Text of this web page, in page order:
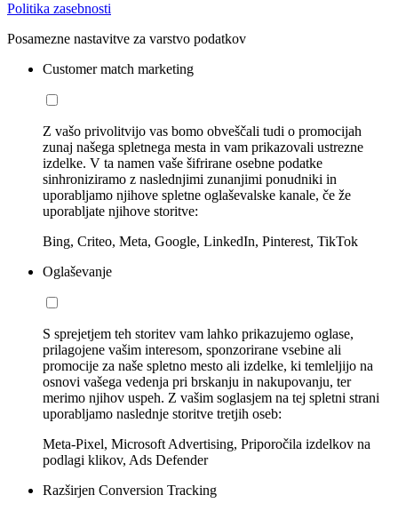
Politika zasebnosti
Posamezne nastavitve za varstvo podatkov
Customer match marketing
Z vašo privolitvijo vas bomo obveščali tudi o promocijah
zunaj našega spletnega mesta in vam prikazovali ustrezne
izdelke. V ta namen vaše šifrirane osebne podatke
sinhroniziramo z naslednjimi zunanjimi ponudniki in
uporabljamo njihove spletne oglaševalske kanale, če že
uporabljate njihove storitve:
Bing, Criteo, Meta, Google, LinkedIn, Pinterest, TikTok
Oglaševanje
S sprejetjem teh storitev vam lahko prikazujemo oglase,
prilagojene vašim interesom, sponzorirane vsebine ali
promocije za naše spletno mesto ali izdelke, ki temleljijo na
osnovi vašega vedenja pri brskanju in nakupovanju, ter
merimo njihov uspeh. Z vašim soglasjem na tej spletni strani
uporabljamo naslednje storitve tretjih oseb:
Meta-Pixel, Microsoft Advertising, Priporočila izdelkov na
podlagi klikov, Ads Defender
Razširjen Conversion Tracking